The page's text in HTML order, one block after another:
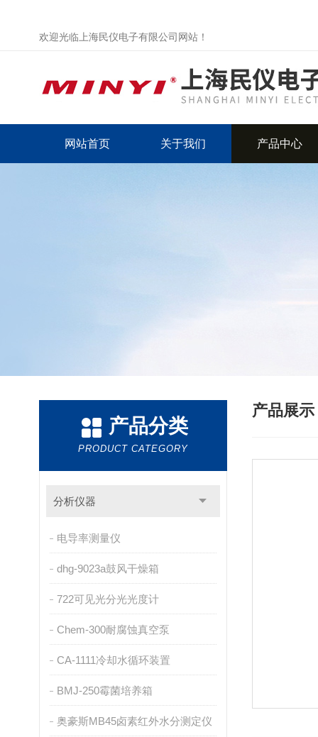
欢迎光临上海民仪电子有限公司网站！
网站首页 关于我们 产品中心
产品分类
PRODUCT CATEGORY
分析仪器
电导率测量仪
dhg-9023a鼓风干燥箱
722可见光分光光度计
Chem-300耐腐蚀真空泵
CA-1111冷却水循环装置
BMJ-250霉菌培养箱
奥豪斯MB45卤素红外水分测定仪
产品展示